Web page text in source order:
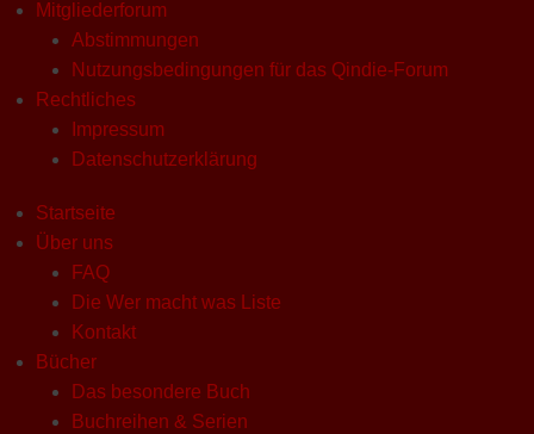
Mitgliederforum
Abstimmungen
Nutzungsbedingungen für das Qindie-Forum
Rechtliches
Impressum
Datenschutzerklärung
Startseite
Über uns
FAQ
Die Wer macht was Liste
Kontakt
Bücher
Das besondere Buch
Buchreihen & Serien